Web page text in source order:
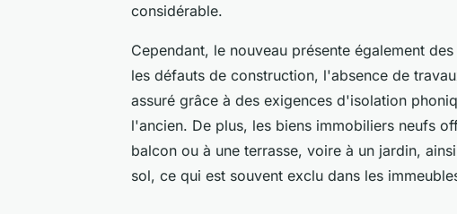
considérable.
Cependant, le nouveau présente également
les défauts de construction, l'absence de
assuré grâce à des exigences d'isolation
l'ancien. De plus, les biens immobiliers neufs
balcon ou à une terrasse, voire à un jardin,
sol, ce qui est souvent exclu dans les